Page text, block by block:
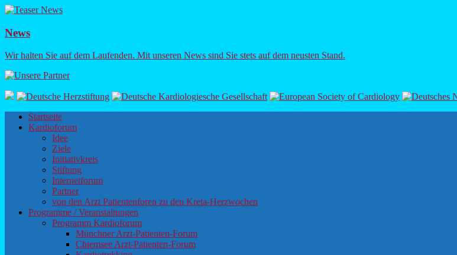
News
Wir halten Sie auf dem Laufenden. Mit unseren News sind Sie stets auf dem neusten Stand.
Startseite
Kardioforum
Idee
Ziele
Initiativkreis
Stiftung
Internetforum
Partner
von den Arzt Patientenforen zu den Kreta-Herzwochen
Programme / Veranstaltungen
Programm Kardioforum
Münchner Arzt-Patienten-Forum
Chiemsee Arzt-Patienten-Forum